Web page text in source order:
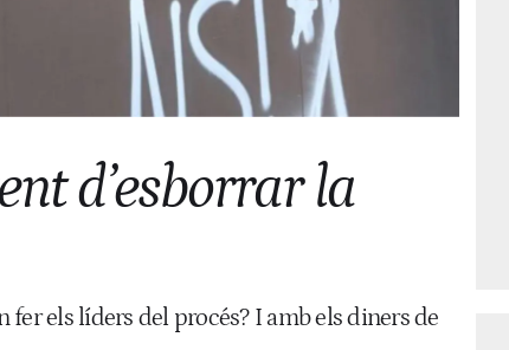
d’esborrar la
fer els líders del procés? I amb els diners de